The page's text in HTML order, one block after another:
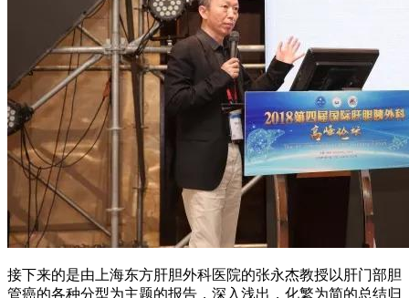
接下来的是由上海东方肝胆外科医院的张永杰教授以肝门部胆
管癌的各种分型为主题的报告，深入浅出，化繁为简的总结归